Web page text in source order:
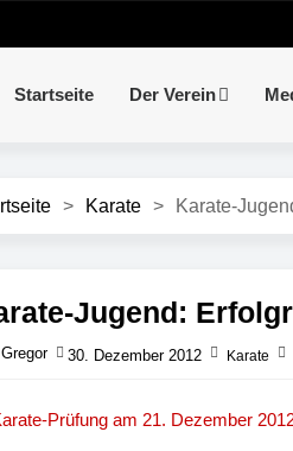
Startseite Der Verein
> Karate > Karate-
Jugend:
30. Dezember 2012 Karate